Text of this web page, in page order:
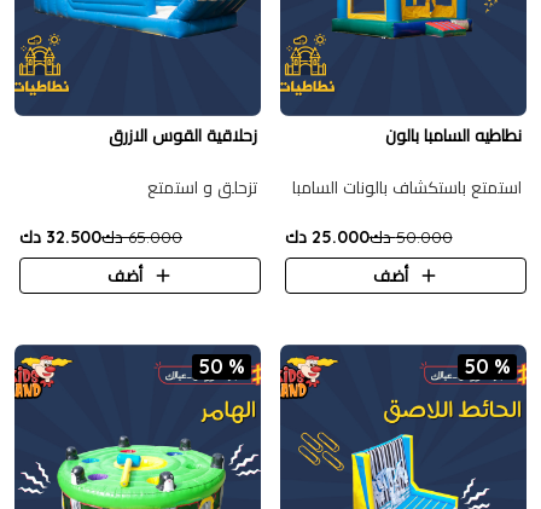
نطاطيه السامبا بالون
استمتع باستكشاف بالونات السامبا
50.000 دك
25.000 دك
أضف
زحلاقية القوس الازرق
تزحلق و استمتع
65.000 دك
32.500 دك
أضف
50 %
50 %